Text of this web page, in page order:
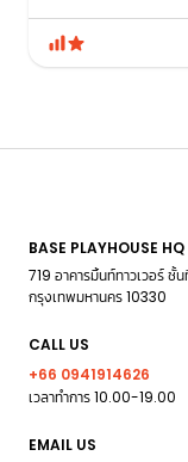
BASE PLAYHOUSE HQ
719 อาคารมิ้นท์ทาวเวอร์
กรุงเทพมหานคร 10330
CALL US
+66 0941914626
เวลาทำการ 10.00-19.00
EMAIL US